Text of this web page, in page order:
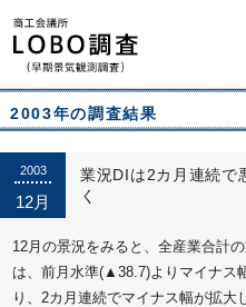
2003年の調査結果
2003
12月
業況DIは2カ月連続で
く
12月の景況をみると、全産業合計
は、前月水準(▲38.7)よりマイナス
り、2カ月連続でマイナス幅が拡大